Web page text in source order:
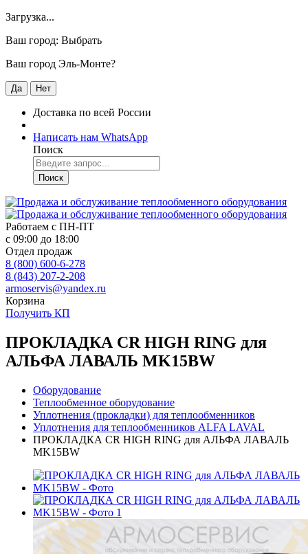
Загрузка...
Ваш город: Выбрать
Ваш город Эль-Монте?
Да Нет
Доставка по всей России
Написать нам WhatsApp
Поиск
Поиск
Работаем с ПН-ПТ
с 09:00 до 18:00
Отдел продаж
8 (800) 600-6-278
8 (843) 207-2-208
armoservis@yandex.ru
Корзина
Получить КП
ПРОКЛАДКА CR HIGH RING для
АЛЬФА ЛАВАЛЬ MK15BW
Оборудование
Теплообменное оборудование
Уплотнения (прокладки) для теплообменников
Уплотнения для теплообменников ALFA LAVAL
ПРОКЛАДКА CR HIGH RING для АЛЬФА ЛАВАЛЬ
MK15BW